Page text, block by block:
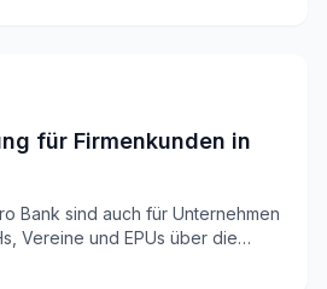
für Firmenkunden in
Bank sind auch für Unternehmen
Vereine und EPUs über die